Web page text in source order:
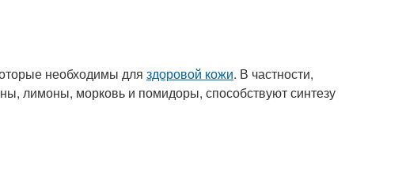
необходимы для здоровой кожи. В частности,
лимоны, морковь и помидоры, способствуют синтезу